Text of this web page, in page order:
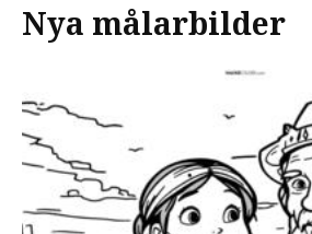
Nya målarbilder